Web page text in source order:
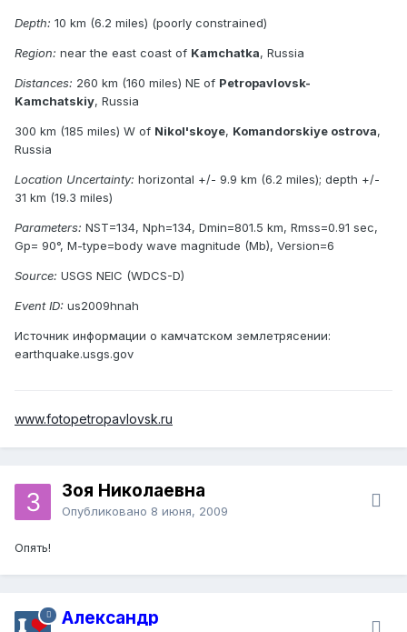
Depth: 10 km (6.2 miles) (poorly constrained)
Region: near the east coast of Kamchatka, Russia
Distances: 260 km (160 miles) NE of Petropavlovsk-
Kamchatskiy, Russia
300 km (185 miles) W of Nikol'skoye, Komandorskiye ostrova,
Russia
Location Uncertainty: horizontal +/- 9.9 km (6.2 miles); depth +/-
31 km (19.3 miles)
Parameters: NST=134, Nph=134, Dmin=801.5 km, Rmss=0.91 sec,
Gp= 90°, M-type=body wave magnitude (Mb), Version=6
Source: USGS NEIC (WDCS-D)
Event ID: us2009hnah
Источник информации о камчатском землетрясении:
earthquake.usgs.gov
www.fotopetropavlovsk.ru
Зоя Николаевна
Опубликовано 8 июня, 2009
Опять!
Александр